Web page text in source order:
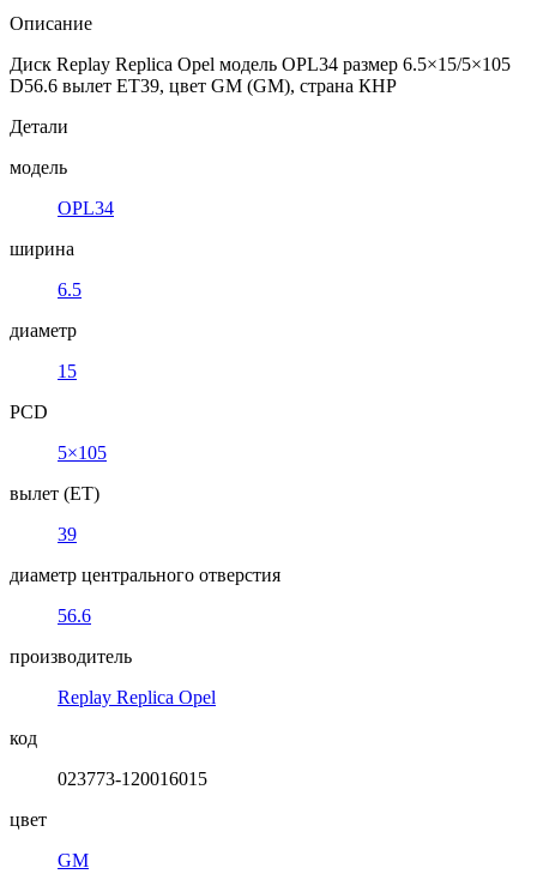
Описание
Диск Replay Replica Opel модель OPL34 размер 6.5×15/5×105
D56.6 вылет ET39, цвет GM (GM), страна КНР
Детали
модель
OPL34
ширина
6.5
диаметр
15
PCD
5×105
вылет (ET)
39
диаметр центрального отверстия
56.6
производитель
Replay Replica Opel
код
023773-120016015
цвет
GM